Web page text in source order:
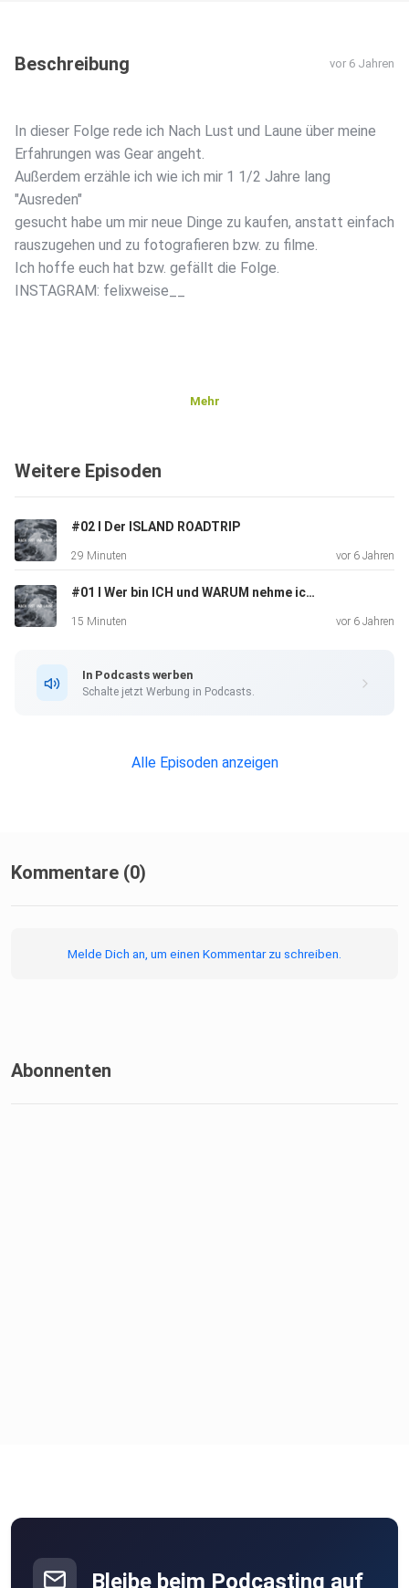
Beschreibung vor 6 Jahren
In dieser Folge rede ich Nach Lust und Laune über meine
Erfahrungen was Gear angeht.
Außerdem erzähle ich wie ich mir 1 1/2 Jahre lang
"Ausreden"
gesucht habe um mir neue Dinge zu kaufen, anstatt einfach
rauszugehen und zu fotografieren bzw. zu filme.
Ich hoffe euch hat bzw. gefällt die Folge.
INSTAGRAM: felixweise__
Mehr
Weitere Episoden
#02 I Der ISLAND ROADTRIP
29 Minuten vor 6 Jahren
#01 I Wer bin ICH und WARUM nehme ich diesen Podcast auf ?
15 Minuten vor 6 Jahren
In Podcasts werben
Schalte jetzt Werbung in Podcasts.
Alle Episoden anzeigen
Kommentare (0)
Melde Dich an, um einen Kommentar zu schreiben.
Abonnenten
Bleibe beim Podcasting auf